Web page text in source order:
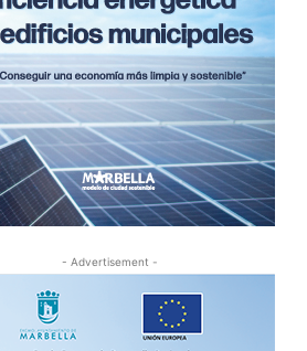
- Advertisement -